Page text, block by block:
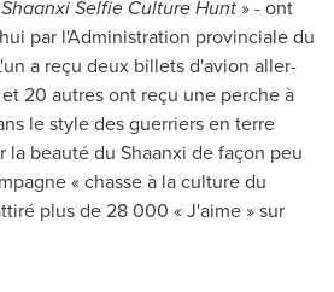
Shaanxi Selfie Culture Hunt» - ont
par l'Administration provinciale du
a reçu deux billets d'avion aller-
et 20 autres ont reçu une perche à
le style des guerriers en terre
la beauté du Shaanxi de façon peu
« chasse à la culture du
plus de 28 000 « J'aime » sur